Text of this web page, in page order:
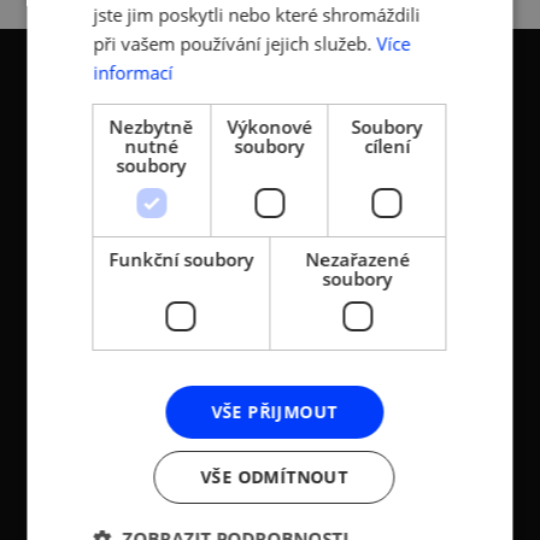
KONTAKTY
Asociace malých a
středních podniků a
živnostníků České
republiky (AMSP ČR)
Zápis v OR: Spisová
Městského soudu v
Praze (původní
registrace u MV ČR, č.j.
VS/1-1/48 640/01-R,
založeno r. 2001)
Sokolovská 100/94
+420 236 080 454
+420 733 722 512
web: www.amsp.cz
Datová schránka:
ID: au9uavs
jste jim poskytli nebo které shromáždili
při vašem používání jejich služeb. Více
informací
Nezbytně
nutné
soubory
Výkonové
soubory
Soubory
cílení
Funkční soubory
Nezařazené
soubory
VŠE PŘIJMOUT
VŠE ODMÍTNOUT